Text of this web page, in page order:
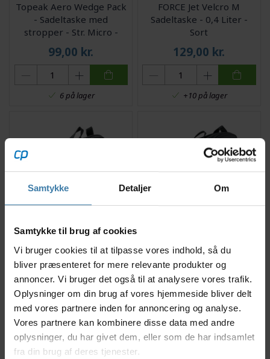
Samtykke Detaljer Om
Samtykke til brug af cookies
Vi bruger cookies til at tilpasse vores indhold, så du
bliver præsenteret for mere relevante produkter og
annoncer. Vi bruger det også til at analysere vores trafik.
Oplysninger om din brug af vores hjemmeside bliver delt
med vores partnere inden for annoncering og analyse.
Vores partnere kan kombinere disse data med andre
oplysninger, du har givet dem, eller som de har indsamlet
fra din brug af deres tjenester.
Topeak Aero Wedge Pack
- Sadeltaske med
stropper - Str. Micro -
0,41 liter
99,00 kr.
6 på lager
FORCE Jet Velcro M
Sadeltaske - 0,4 Liter -
Sort
129,00 kr.
+10 på lager
- Sadeltaske med
stropper - Str. Small - 0,66
liter
126,00kr.
+10 på lager
stropper - Str. Large -
1,48 - 1,97 liter
180,00kr.
2 på lager